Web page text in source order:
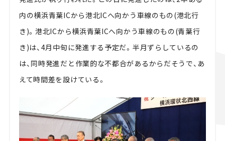
内の横浜青葉ICから港北ICへ向かう車線のもの(港北行
き)。港北ICから横浜青葉ICへ向かう車線のもの(青葉行
き)は、4月中旬に発進する予定だ。半月ずらしているの
は、同時発進だと作業的な不都合があるからだそうで、あ
えて時間差を設けている。